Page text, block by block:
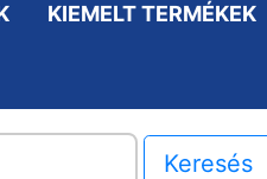
KIEMELT TERMÉKEK
Keresés